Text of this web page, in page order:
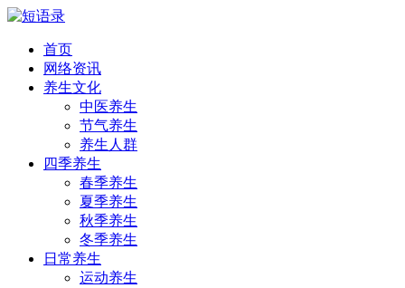
首页
网络资讯
养生文化
中医养生
节气养生
养生人群
四季养生
春季养生
夏季养生
秋季养生
冬季养生
日常养生
运动养生